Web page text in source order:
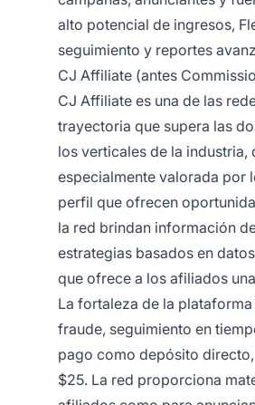
alto potencial de ingresos,
seguimiento y reportes
CJ Affiliate (antes
CJ Affiliate es una de las
trayectoria que supera las
los verticales de la industria,
especialmente valorada por
perfil que ofrecen
la red brindan información
estrategias basados en
que ofrece a los afiliados
La fortaleza de la
fraude, seguimiento en
pago como depósito
$25. La red proporciona